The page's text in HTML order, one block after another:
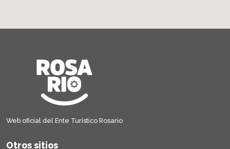
Web oficial del Ente Turístico Rosario
Otros sitios